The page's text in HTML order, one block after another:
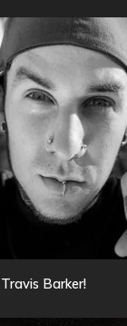
Barker!